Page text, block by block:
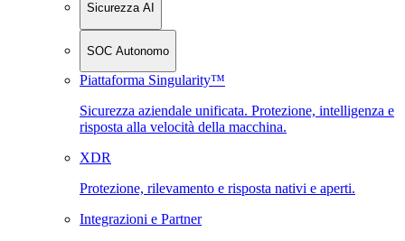
Sicurezza AI
SOC Autonomo
Piattaforma Singularity™
Sicurezza aziendale unificata. Protezione, intelligenza e
risposta alla velocità della macchina.
XDR
Protezione, rilevamento e risposta nativi e aperti.
Integrazioni e Partner